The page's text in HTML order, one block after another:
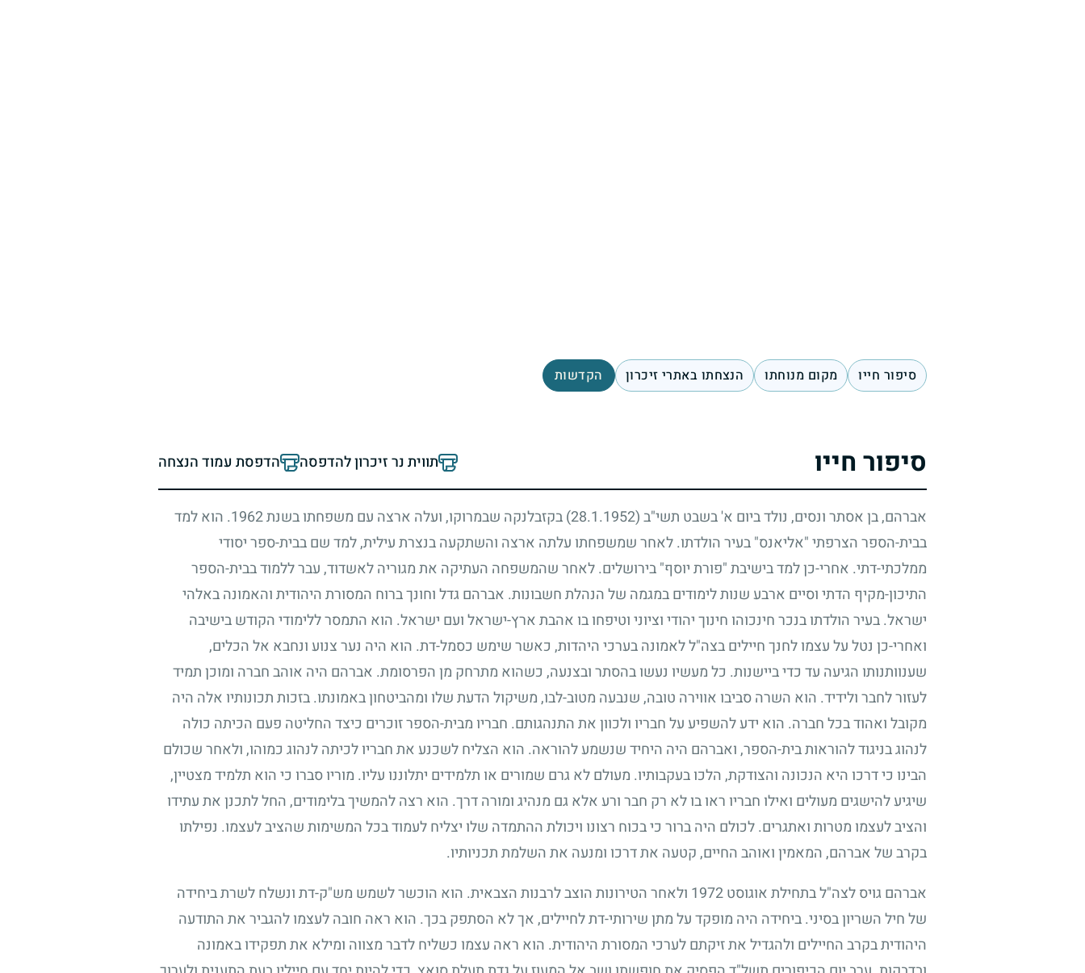
סיפור חייו מקום מנוחתו הנצחתו באתרי זיכרון הקדשות
סיפור חייו תווית נר זיכרון להדפסה הדפסת עמוד הנצחה
אברהם, בן אסתר ונסים, נולד ביום א' בשבט תשי"ב(28.1.1952) בקזבלנקה שבמרוקו, ועלה ארצה עם משפחתו בשנת1962. הוא למד
בבית-הספר הצרפתי "אליאנס" בעיר הולדתו. לאחר שמשפחתו עלתה ארצה והשתקעה בנצרת עילית, למד שם בבית-ספר יסודי
ממלכתי-דתי. אחרי-כן למד בישיבת "פורת יוסף" בירושלים. לאחר שהמשפחה העתיקה את מגוריה לאשדוד, עבר ללמוד בבית-הספר
התיכון-מקיף הדתי וסיים ארבע שנות לימודים במגמה של הנהלת חשבונות. אברהם גדל וחונך ברוח המסורת היהודית והאמונה באלהי
ישראל. בעיר הולדתו בנכר חינכוהו חינוך יהודי וציוני וטיפחו בו אהבת ארץ-ישראל ועם ישראל. הוא התמסר ללימודי הקודש בישיבה
ואחרי-כן נטל על עצמו לחנך חיילים בצה"ל לאמונה בערכי היהדות, כאשר שימש כסמל-דת. הוא היה נער צנוע ונחבא אל הכלים,
שענוותנותו הגיעה עד כדי ביישנות. כל מעשיו נעשו בהסתר ובצנעה, כשהוא מתרחק מן הפרסומת. אברהם היה אוהב חברה ומוכן תמיד
לעזור לחבר ולידיד. הוא השרה סביבו אווירה טובה, שנבעה מטוב-לבו, משיקול הדעת שלו ומהביטחון באמונתו. בזכות תכונותיו אלה היה
מקובל ואהוד בכל חברה. הוא ידע להשפיע על חבריו ולכוון את התנהגותם. חבריו מבית-הספר זוכרים כיצד החליטה פעם הכיתה כולה
לנהוג בניגוד להוראות בית-הספר, ואברהם היה היחיד שנשמע להוראה. הוא הצליח לשכנע את חבריו לכיתה לנהוג כמוהו, ולאחר שכולם
הבינו כי דרכו היא הנכונה והצודקת, הלכו בעקבותיו. מעולם לא גרם שמורים או תלמידים יתלוננו עליו. מוריו סברו כי הוא תלמיד מצטיין,
שיגיע להישגים מעולים ואילו חבריו ראו בו לא רק חבר ורע אלא גם מנהיג ומורה דרך. הוא רצה להמשיך בלימודים, החל לתכנן את עתידו
והציב לעצמו מטרות ואתגרים. לכולם היה ברור כי בכוח רצונו ויכולת ההתמדה שלו יצליח לעמוד בכל המשימות שהציב לעצמו. נפילתו
בקרב של אברהם, המאמין ואוהב החיים, קטעה את דרכו ומנעה את השלמת תכניותיו.
אברהם גויס לצה"ל בתחילת אוגוסט1972 ולאחר הטירונות הוצב לרבנות הצבאית. הוא הוכשר לשמש מש"ק-דת ונשלח לשרת ביחידה
של חיל השריון בסיני. ביחידה היה מופקד על מתן שירותי-דת לחיילים, אך לא הסתפק בכך. הוא ראה חובה לעצמו להגביר את התודעה
היהודית בקרב החיילים ולהגדיל את זיקתם לערכי המסורת היהודית. הוא ראה עצמו כשליח לדבר מצווה ומילא את תפקידו באמונה